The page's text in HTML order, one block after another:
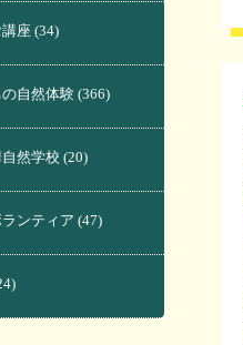
座 (34)
自然体験 (366)
然学校 (20)
ンティア (47)